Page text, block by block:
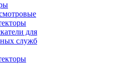
для
служб